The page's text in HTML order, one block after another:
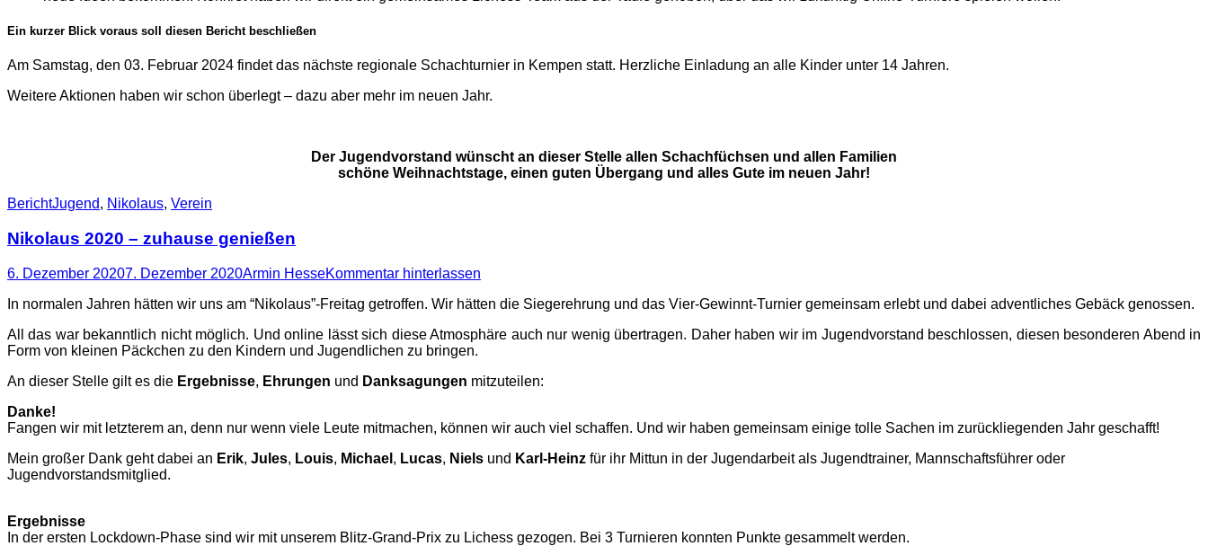
Ein kurzer Blick voraus soll diesen Bericht beschließen
Am Samstag, den 03. Februar 2024 findet das nächste regionale Schachturnier in Kempen statt. Herzliche Einladung an alle Kinder unter 14 Jahren.
Weitere Aktionen haben wir schon überlegt – dazu aber mehr im neuen Jahr.
Der Jugendvorstand wünscht an dieser Stelle allen Schachfüchsen und allen Familien
schöne Weihnachtstage, einen guten Übergang und alles Gute im neuen Jahr!
Kategorien
BerichtSchlagworte
Jugend, Nikolaus, Verein
Nikolaus 2020 – zuhause genießen
Posted
6. Dezember 20207. Dezember 2020Autor
Armin HesseKommentar hinterlassen
In normalen Jahren hätten wir uns am “Nikolaus”-Freitag getroffen. Wir hätten die Siegerehrung und das Vier-Gewinnt-Turnier gemeinsam erlebt und dabei adventliches Gebäck genossen.
All das war bekanntlich nicht möglich. Und online lässt sich diese Atmosphäre auch nur wenig übertragen. Daher haben wir im Jugendvorstand beschlossen, diesen besonderen Abend in
Form von kleinen Päckchen zu den Kindern und Jugendlichen zu bringen.
An dieser Stelle gilt es die Ergebnisse, Ehrungen und Danksagungen mitzuteilen:
Danke!
Fangen wir mit letzterem an, denn nur wenn viele Leute mitmachen, können wir auch viel schaffen. Und wir haben gemeinsam einige tolle Sachen im zurückliegenden Jahr geschafft!
Mein großer Dank geht dabei an Erik, Jules, Louis, Michael , Lucas, Niels und Karl-Heinz für ihr Mittun in der Jugendarbeit als Jugendtrainer, Mannschaftsführer oder
Jugendvorstandsmitglied.
Ergebnisse
In der ersten Lockdown-Phase sind wir mit unserem Blitz-Grand-Prix zu Lichess gezogen. Bei 3 Turnieren konnten Punkte gesammelt werden.